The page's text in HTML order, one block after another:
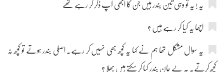
یہ ! یہ تو وہی تین بندر ہیں جن کا ابھی آپ ذکر کر رہے تھے
اچھا یہ کیا کر رہے ہیں ؟
یہ سوال مشکل تھا ہم نے کہا یہ کچھ بھی نہیں کر رہے۔ اصلی بندر ہوتے تو کچھ نہ
کچھ کرتے۔ یہ بے جان بندر کیا کر سکتے ہیں بھلا ؟